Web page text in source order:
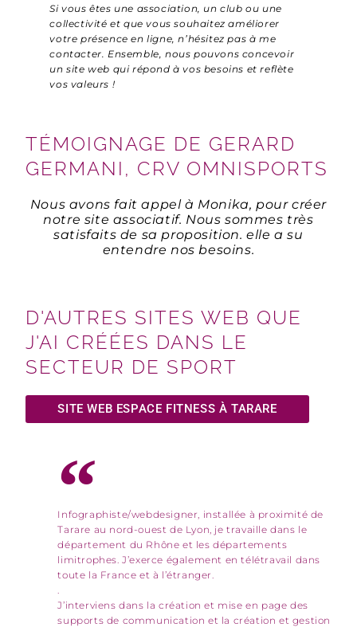
Si vous êtes une association, un club ou une
collectivité et que vous souhaitez améliorer
votre présence en ligne, n’hésitez pas à me
contacter. Ensemble, nous pouvons concevoir
un site web qui répond à vos besoins et reflète
vos valeurs !
TÉMOIGNAGE DE GERARD
GERMANI, CRV OMNISPORTS
Nous avons fait appel à Monika, pour créer
notre site associatif. Nous sommes très
satisfaits de sa proposition. elle a su
entendre nos besoins.
D'AUTRES SITES WEB QUE
J'AI CRÉÉES DANS LE
SECTEUR DE SPORT
SITE WEB ESPACE FITNESS À TARARE
Infographiste/webdesigner, installée à proximité de
Tarare au nord-ouest de Lyon, je travaille dans le
département du Rhône et les départements
limitrophes. J’exerce également en télétravail dans
toute la France et à l’étranger.
J’interviens dans la création et mise en page des
supports de communication et la création et gestion